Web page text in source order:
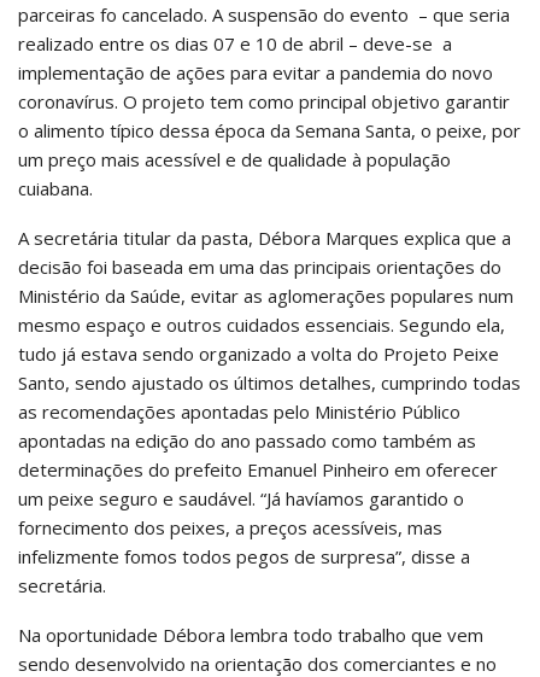
parceiras fo cancelado. A suspensão do evento – que seria
realizado entre os dias 07 e 10 de abril – deve-se a
implementação de ações para evitar a pandemia do novo
coronavírus. O projeto tem como principal objetivo garantir
o alimento típico dessa época da Semana Santa, o peixe, por
um preço mais acessível e de qualidade à população
cuiabana.
A secretária titular da pasta, Débora Marques explica que a
decisão foi baseada em uma das principais orientações do
Ministério da Saúde, evitar as aglomerações populares num
mesmo espaço e outros cuidados essenciais. Segundo ela,
tudo já estava sendo organizado a volta do Projeto Peixe
Santo, sendo ajustado os últimos detalhes, cumprindo todas
as recomendações apontadas pelo Ministério Público
apontadas na edição do ano passado como também as
determinações do prefeito Emanuel Pinheiro em oferecer
um peixe seguro e saudável. “Já havíamos garantido o
fornecimento dos peixes, a preços acessíveis, mas
infelizmente fomos todos pegos de surpresa”, disse a
secretária.
Na oportunidade Débora lembra todo trabalho que vem
sendo desenvolvido na orientação dos comerciantes e no